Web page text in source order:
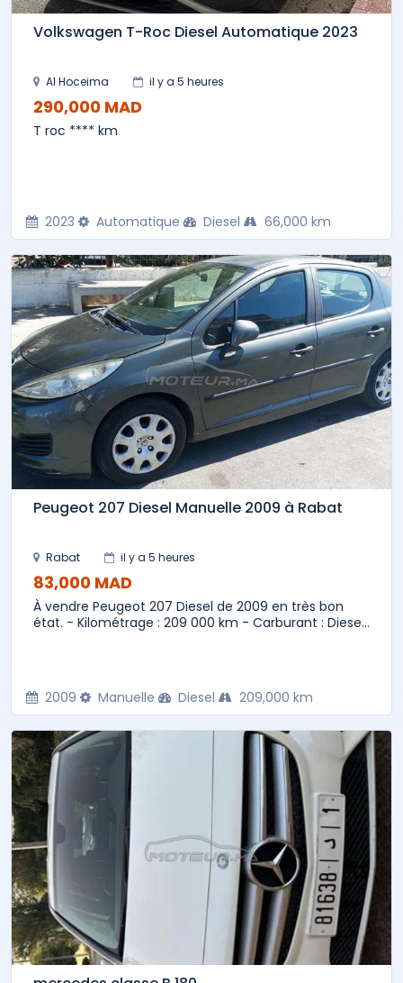
Volkswagen T-Roc Diesel Automatique 2023
Al Hoceima il y a 5 heures
290,000 MAD
T roc **** km
2023 Automatique Diesel 66,000 km
Peugeot 207 Diesel Manuelle 2009 à Rabat
Rabat il y a 5 heures
83,000 MAD
À vendre Peugeot 207 Diesel de 2009 en très bon
état. - Kilométrage : 209 000 km - Carburant : Diese...
2009 Manuelle Diesel 209,000 km